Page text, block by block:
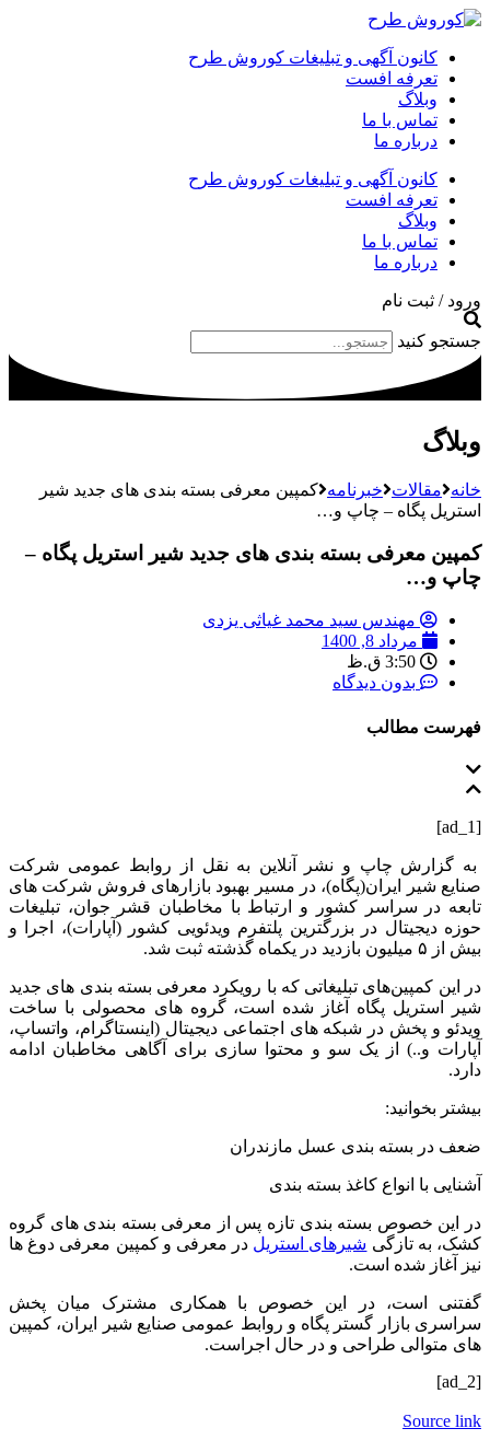
کانون آگهی و تبلیغات کوروش طرح
تعرفه افست
وبلاگ
تماس با ما
درباره ما
کانون آگهی و تبلیغات کوروش طرح
تعرفه افست
وبلاگ
تماس با ما
درباره ما
ورود / ثبت نام
جستجو کنید
وبلاگ
خانه مقالات خبرنامه کمپین معرفی بسته بندی های جدید شیر
استریل پگاه – چاپ و…
کمپین معرفی بسته بندی های جدید شیر استریل پگاه –
چاپ و…
مهندس سید محمد غیاثی یزدی
مرداد 8, 1400
3:50 ق.ظ
بدون دیدگاه
فهرست مطالب
[ad_1]
به گزارش چاپ و نشر آنلاین به نقل از روابط عمومی شرکت
صنایع شیر ایران(پگاه)، در مسیر بهبود بازارهای فروش شرکت های
تابعه در سراسر کشور و ارتباط با مخاطبان قشر جوان، تبلیغات
حوزه دیجیتال در بزرگترین پلتفرم ویدئویی کشور (آپارات)، اجرا و
بیش از ۵ میلیون بازدید در یکماه گذشته ثبت شد.
در این کمپین‌های تبلیغاتی که با رویکرد معرفی بسته بندی های جدید
شیر استریل پگاه آغاز شده است، گروه های محصولی با ساخت
ویدئو و پخش در شبکه های اجتماعی دیجیتال (اینستاگرام، واتساپ،
آپارات و..) از یک سو و محتوا سازی برای آگاهی مخاطبان ادامه
دارد.
بیشتر بخوانید:
ضعف در بسته بندی عسل مازندران
آشنایی با انواع کاغذ بسته بندی
در این خصوص بسته بندی تازه پس از معرفی بسته بندی های گروه
کشک، به تازگی شیرهای استریل در معرفی و کمپین معرفی دوغ ها
نیز آغاز شده است.
گفتنی است، در این خصوص با همکاری مشترک میان پخش
سراسری بازار گستر پگاه و روابط عمومی صنایع شیر ایران، کمپین
های متوالی طراحی و در حال اجراست.
[ad_2]
Source link